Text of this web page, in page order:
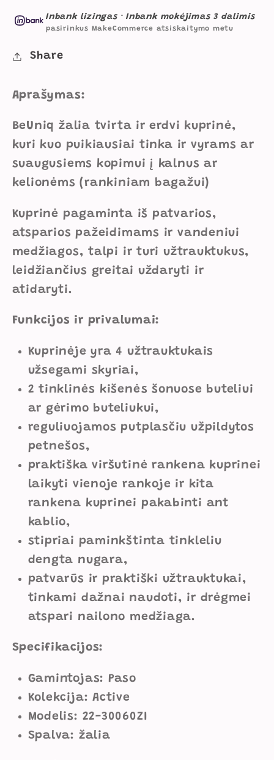
Paso
&quot;BeUniq&quot;
cm
IP1017
kiekį
Paso
cm
kiekį
Inbank lizingas ·Inbank mokėjimas 3 dalimis
pasirinkus MakeCommerce atsiskaitymo metu
Share
Aprašymas:
BeUniq žalia tvirta ir erdvi kuprinė,
kuri kuo puikiausiai tinka ir vyrams ar
suaugusiems kopimui į kalnus ar
kelionėms (rankiniam bagažui)
Kuprinė pagaminta iš patvarios,
atsparios pažeidimams ir vandeniui
medžiagos, talpi ir turi užtrauktukus,
leidžiančius greitai uždaryti ir
atidaryti.
Funkcijos ir privalumai:
Kuprinėje yra 4 užtrauktukais
užsegami skyriai,
2 tinklinės kišenės šonuose buteliui
ar gėrimo buteliukui,
reguliuojamos putplasčiu užpildytos
petnešos,
praktiška viršutinė rankena kuprinei
laikyti vienoje rankoje ir kita
rankena kuprinei pakabinti ant
kablio,
stipriai paminkštinta tinkleliu
dengta nugara,
patvarūs ir praktiški užtrauktukai,
tinkami dažnai naudoti, ir drėgmei
atspari nailono medžiaga.
Specifikacijos:
Gamintojas: Paso
Kolekcija: Active
Modelis: 22-30060ZI
Spalva: žalia